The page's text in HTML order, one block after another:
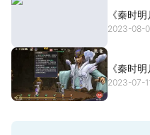
自由化的多维培养体系，将还
== 丰富玩法 江湖历练 ==
千机阁、蜀道迷廊、幻音叠嶂
官体验。江湖之大，奇遇不断
《秦时
2023-08-
《秦时
2023-07-